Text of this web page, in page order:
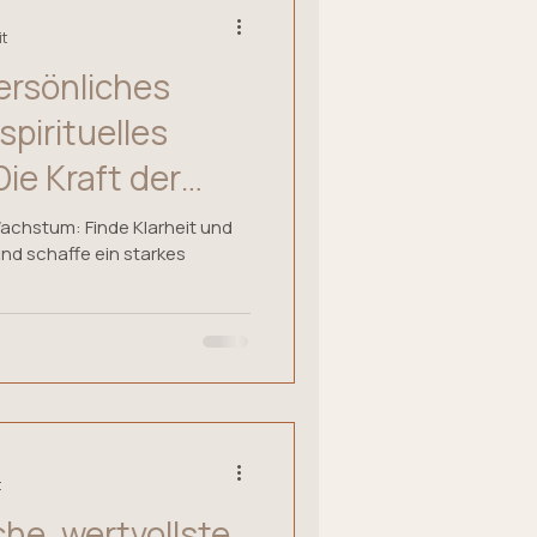
Kraft der
Finde Klarheit und
schaffe ein starkes